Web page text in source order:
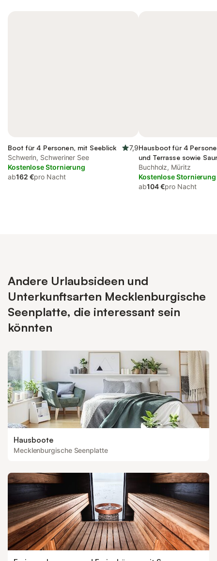
Boot für 4 Personen, mit Seeblick
7,9
Schwerin, Schweriner See
Kostenlose Stornierung
ab162 €pro Nacht
Hausboot für 4
und Terrasse sowie
Buchholz, Müritz
Kostenlose Stornierung
ab104 €pro Nacht
Andere Urlaubsideen und
Unterkunftsarten Mecklenburgische
Seenplatte, die interessant sein
könnten
Hausboote
Mecklenburgische Seenplatte